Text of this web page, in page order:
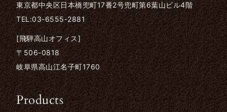
東京都中央区日本橋兜町17番2号兜町第6葉山ビル4階
TEL:03-6555-2881
[飛騨高山オフィス]
〒506-0818
岐阜県高山江名子町1760
Products